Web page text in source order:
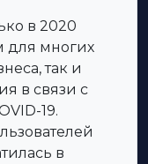
в 2020
для многих
так и
в связи с
19.
в